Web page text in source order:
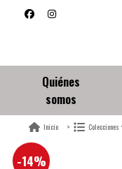
Quiénes
somos
Inicio Colecciones
-14%